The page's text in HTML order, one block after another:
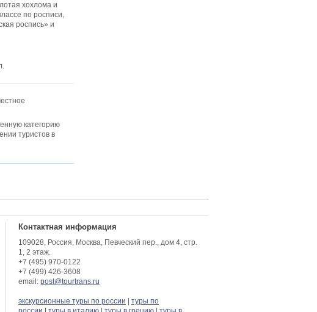
хохлома и
по росписи,
роспись» и
категорию
туристов в
Контактная информация
109028, Россия, Москва, Певческий пер., дом 4, стр.
1, 2 этаж.
+7 (495) 970-0122
+7 (499) 426-3608
email: post@tourtrans.ru
экскурсионные туры по россии
туры по